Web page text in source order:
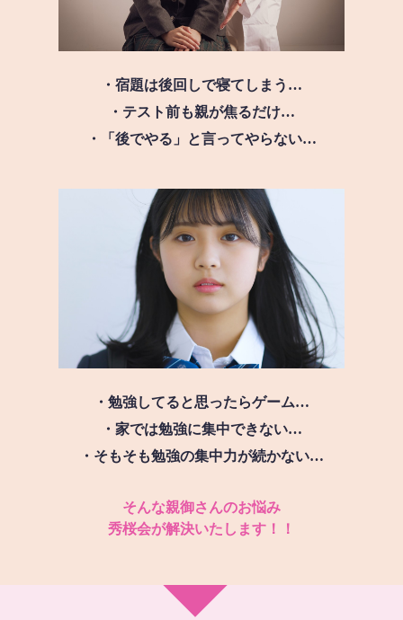
・宿題は後回しで寝てしまう…
・テスト前も親が焦るだけ…
・「後でやる」と言ってやらない…
・勉強してると思ったらゲーム…
・家では勉強に集中できない…
・そもそも勉強の集中力が続かない…
そんな親御さんのお悩み
秀桜会が解決いたします！！